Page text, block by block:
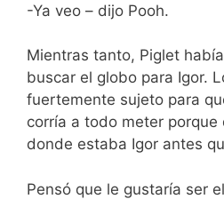
-Ya veo – dijo Pooh.
Mientras tanto, Piglet
buscar el globo para Igor.
fuertemente sujeto para
corría a todo meter porque
donde estaba Igor antes
Pensó que le gustaría ser